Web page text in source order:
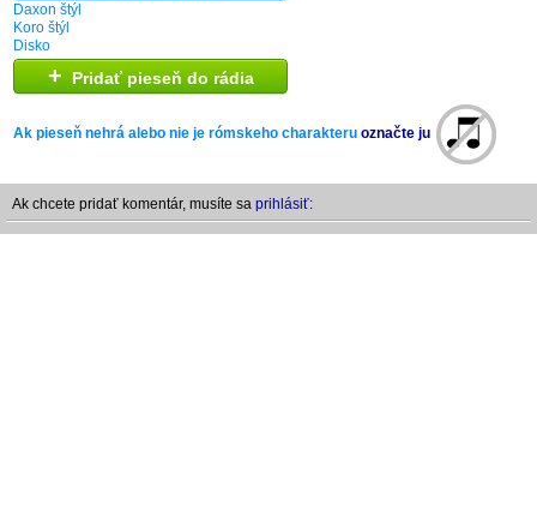
Daxon štýl
Koro štýl
Disko
+ Pridať pieseň do rádia
Ak pieseň nehrá alebo nie je rómskeho charakteru označte ju
Ak chcete pridať komentár, musíte sa prihlásiť: